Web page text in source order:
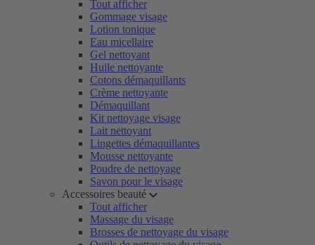
Tout afficher
Gommage visage
Lotion tonique
Eau micellaire
Gel nettoyant
Huile nettoyante
Cotons démaquillants
Crème nettoyante
Démaquillant
Kit nettoyage visage
Lait nettoyant
Lingettes démaquillantes
Mousse nettoyante
Poudre de nettoyage
Savon pour le visage
Accessoires beauté
Tout afficher
Massage du visage
Brosses de nettoyage du visage